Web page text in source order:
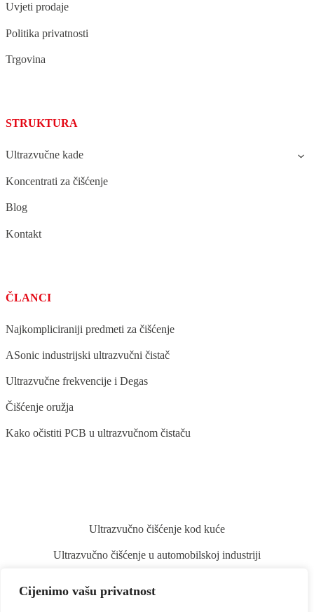
Cijenimo vašu privatnost
Uvjeti prodaje
Politika privatnosti
Trgovina
STRUKTURA
Ultrazvučne kade
Koncentrati za čišćenje
Blog
Kontakt
ČLANCI
Najkompliciraniji predmeti za čišćenje
ASonic industrijski ultrazvučni čistač
Ultrazvučne frekvencije i Degas
Čišćenje oružja
Kako očistiti PCB u ultrazvučnom čistaču
Ultrazvučno čišćenje kod kuće
Ultrazvučno čišćenje u automobilskoj industriji